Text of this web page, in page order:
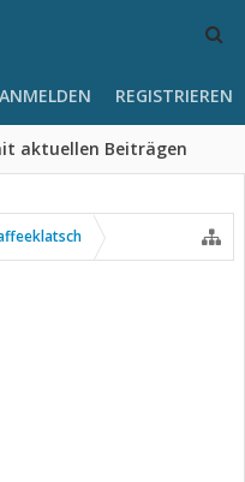
aktuellen Beiträgen
ANMELDEN REGISTRIEREN